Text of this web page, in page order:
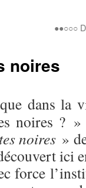
●●○○○
noires
dans la
noires ? »
noires »
ici
force